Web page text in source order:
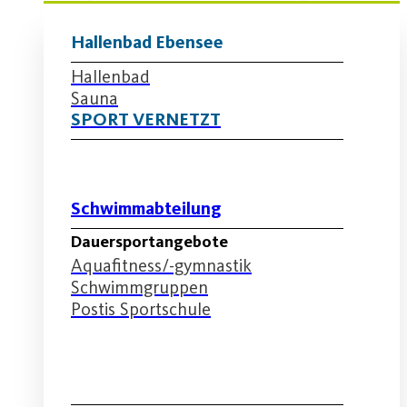
Hallenbad Ebensee
Hallenbad
Sauna
SPORT VERNETZT
Schwimmabteilung
Dauersportangebote
Aquafitness/-gymnastik
Schwimmgruppen
Postis Sportschule